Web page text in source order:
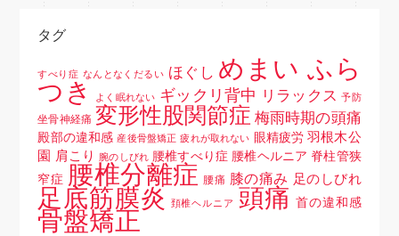
タグ
すべり症 なんとなくだるい ほぐし めまい ふら
つき
よく眠れない ギックリ背中 リラックス 予防
坐骨神経痛 変形性股関節症 梅雨時期の頭痛
殿部の違和感 産後骨盤矯正 疲れが取れない 眼精疲労 羽根木公
園 肩こり 腕のしびれ 腰椎すべり症 腰椎ヘルニア 脊柱管狭
窄症 腰椎分離症 腰痛 膝の痛み 足のしびれ
足底筋膜炎 頚椎ヘルニア 頭痛 首の違和感
骨盤矯正